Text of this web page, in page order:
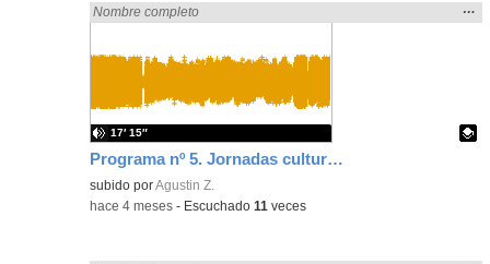
Programa nº 5. Jornadas culturales
Encontrado «zaragoza» en:
Nombre completo
la
…
Contenido educativo.
subido porAgustin Z.
17′ 15″
-hace 4 meses - Escuchado11 veces